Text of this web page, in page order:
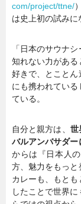
com/project/ttne/
は史上初の試みに
「日本のサウナ
知れない力があ
好きで、とこと
にも携われてい
ている。
自分と親方は、 世
バルアンバサダー
からは『日本人
方、魅力をもっ
カレーも、もと
したことで世界